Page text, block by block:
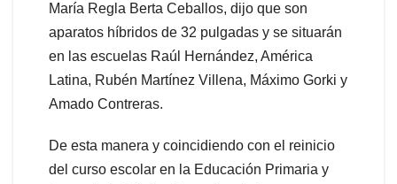
María Regla Berta Ceballos, dijo que son
aparatos híbridos de 32 pulgadas y se situarán
en las escuelas Raúl Hernández, América
Latina, Rubén Martínez Villena, Máximo Gorki y
Amado Contreras.
De esta manera y coincidiendo con el reinicio
del curso escolar en la Educación Primaria y